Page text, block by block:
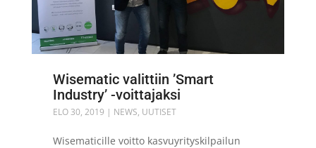
Wisematic valittiin ’Smart
Industry’ -voittajaksi
ELO 30, 2019 | NEWS, UUTISET
Wisematicille voitto kasvuyrityskilpailun